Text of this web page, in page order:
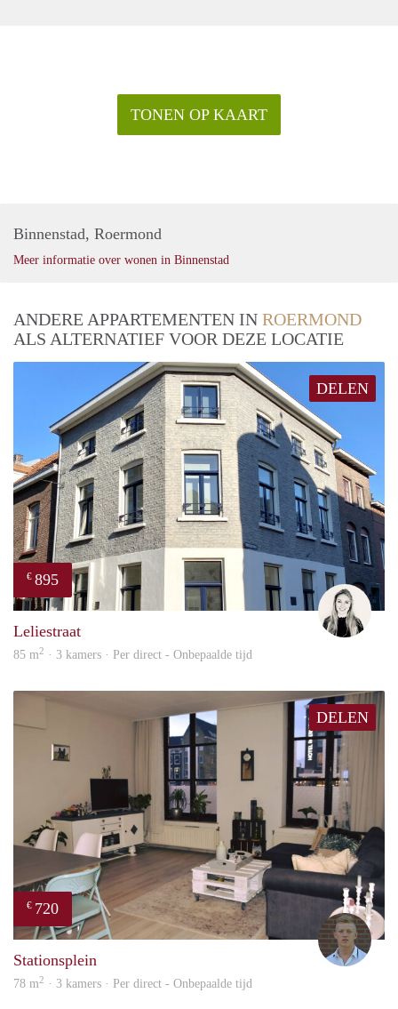
TONEN OP KAART
Binnenstad, Roermond
Meer informatie over wonen in Binnenstad
ANDERE APPARTEMENTEN IN ROERMOND
ALS ALTERNATIEF VOOR DEZE LOCATIE
DELEN
€ 895
Fleur
Leliestraat
85 m2 · 3 kamers · Per direct - Onbepaalde tijd
DELEN
€ 720
Tom
Stationsplein
78 m2 · 3 kamers · Per direct - Onbepaalde tijd